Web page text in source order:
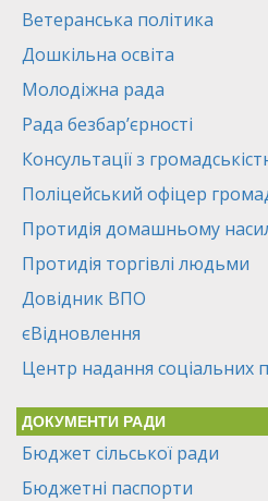
Ветеранська політика
Дошкільна освіта
Молодіжна рада
Рада безбар’єрності
Консультації з
Поліцейський офіцер
Протидія домашньому
Протидія торгівлі людьми
Довідник ВПО
єВідновлення
Центр надання соціальних
ДОКУМЕНТИ РАДИ
Бюджет сільської ради
Бюджетні паспорти